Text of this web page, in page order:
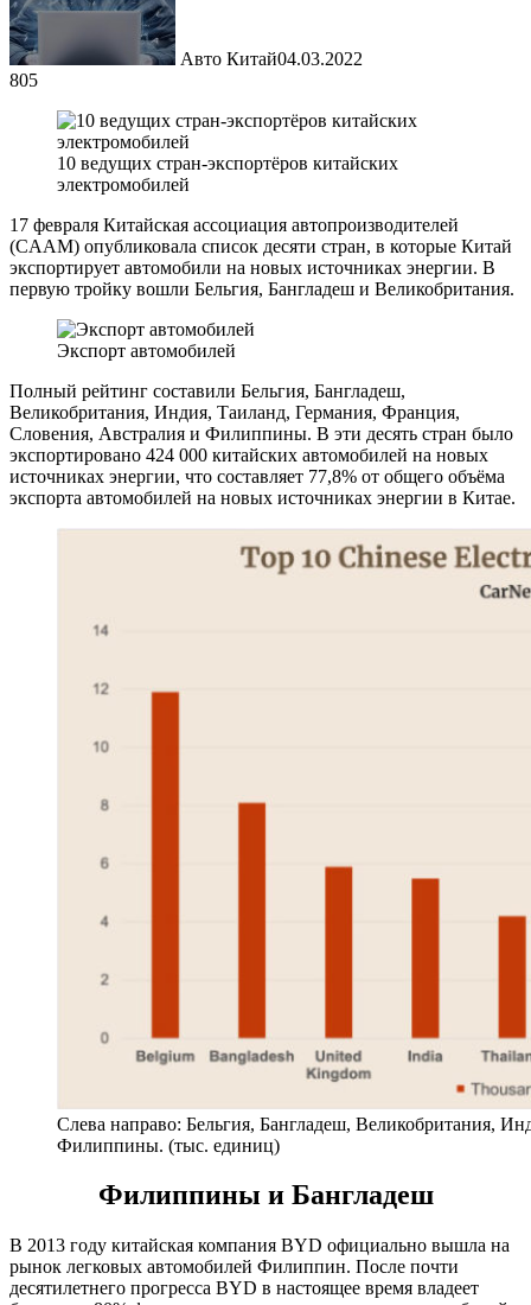
Авто Китай04.03.2022
805
10 ведущих стран-экспортёров китайских
электромобилей
17 февраля Китайская ассоциация автопроизводителей
(CAAM) опубликовала список десяти стран, в которые Китай
экспортирует автомобили на новых источниках энергии. В
первую тройку вошли Бельгия, Бангладеш и Великобритания.
Экспорт автомобилей
Полный рейтинг составили Бельгия, Бангладеш,
Великобритания, Индия, Таиланд, Германия, Франция,
Словения, Австралия и Филиппины. В эти десять стран было
экспортировано 424 000 китайских автомобилей на новых
источниках энергии, что составляет 77,8% от общего объёма
экспорта автомобилей на новых источниках энергии в Китае.
Слева направо: Бельгия, Бангладеш, Великобритания,
Филиппины. (тыс. единиц)
Филиппины и Бангладеш
В 2013 году китайская компания BYD официально вышла на
рынок легковых автомобилей Филиппин. После почти
десятилетнего прогресса BYD в настоящее время владеет